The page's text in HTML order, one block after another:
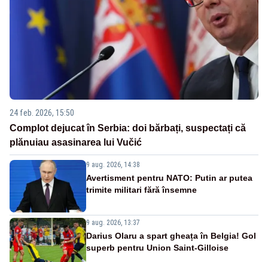
24 feb. 2026, 15:50
Complot dejucat în Serbia: doi bărbați, suspectați că
plănuiau asasinarea lui Vučić
9 aug. 2026, 14:38
Avertisment pentru NATO: Putin ar putea
trimite militari fără însemne
9 aug. 2026, 13:37
Darius Olaru a spart gheața în Belgia! Gol
superb pentru Union Saint-Gilloise